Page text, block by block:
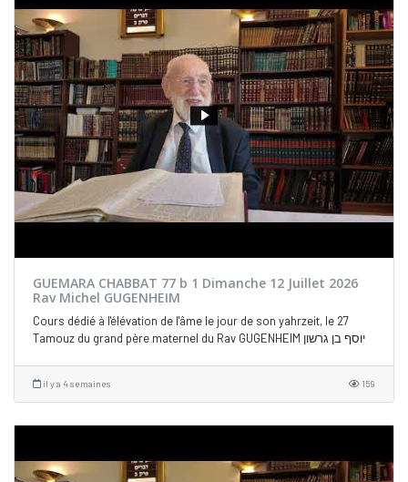
GUEMARA CHABBAT 77 b 1 Dimanche 12 Juillet 2026
Rav Michel GUGENHEIM
Cours dédié à l'élévation de l'âme le jour de son yahrzeit, le 27
Tamouz du grand père maternel du Rav GUGENHEIM יוסף בן גרשון
il y a 4 semaines 159